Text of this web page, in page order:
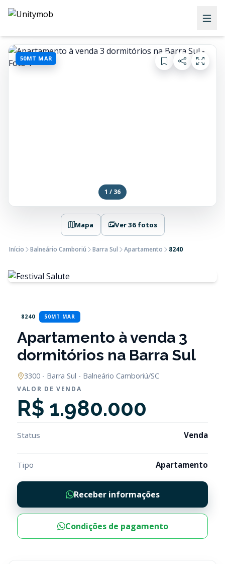
50MT MAR
1 / 36
Mapa Ver 36 fotos
Início Balneário Camboriú Barra Sul Apartamento 8240
8240 50MT MAR
Apartamento à venda 3
dormitórios na Barra Sul
3300 - Barra Sul - Balneário Camboriú/SC
VALOR DE VENDA
R$ 1.980.000
Status Venda
Tipo Apartamento
Receber informações
Condições de pagamento